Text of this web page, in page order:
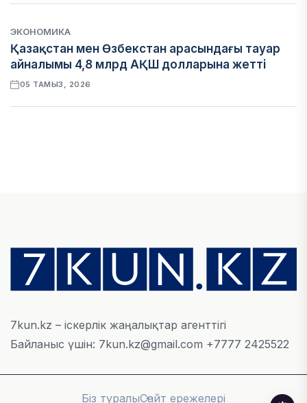
ЭКОНОМИКА
Қазақстан мен Өзбекстан арасындағы тауар
айналымы 4,8 млрд АҚШ долларына жетті
05 ТАМЫЗ, 2026
БИЛІК
«Бәйтерек» холдингінің инвестициялық және
кредиттік портфелі 14,3 трлн теңгеге жетті
БЖЗҚ-дағы зейнетақы жинақтары 28,09 трлн
7kun.kz – іскерлік жаңалықтар агенттігі
Байланыс үшін: 7kun.kz@gmail.com +7777 2425522
Біз туралыСайт ережелері